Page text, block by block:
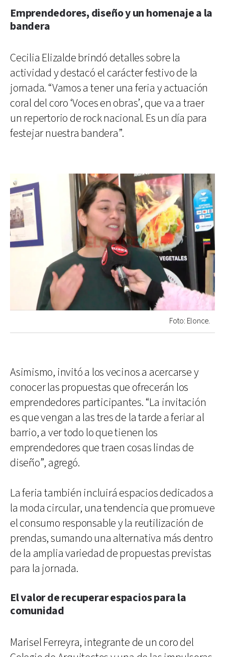
Emprendedores, diseño y un homenaje a la
bandera
Cecilia Elizalde brindó detalles sobre la
actividad y destacó el carácter festivo de la
jornada. “Vamos a tener una feria y actuación
coral del coro ‘Voces en obras’, que va a traer
un repertorio de rock nacional. Es un día para
festejar nuestra bandera”.
Foto: Elonce.
Asimismo, invitó a los vecinos a acercarse y
conocer las propuestas que ofrecerán los
emprendedores participantes. “La invitación
es que vengan a las tres de la tarde a feriar al
barrio, a ver todo lo que tienen los
emprendedores que traen cosas lindas de
diseño”, agregó.
La feria también incluirá espacios dedicados a
la moda circular, una tendencia que promueve
el consumo responsable y la reutilización de
prendas, sumando una alternativa más dentro
de la amplia variedad de propuestas previstas
para la jornada.
El valor de recuperar espacios para la
comunidad
Marisel Ferreyra, integrante de un coro del